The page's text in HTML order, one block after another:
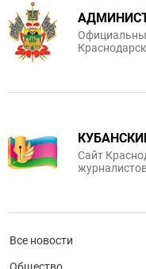
Сайт
Все новости